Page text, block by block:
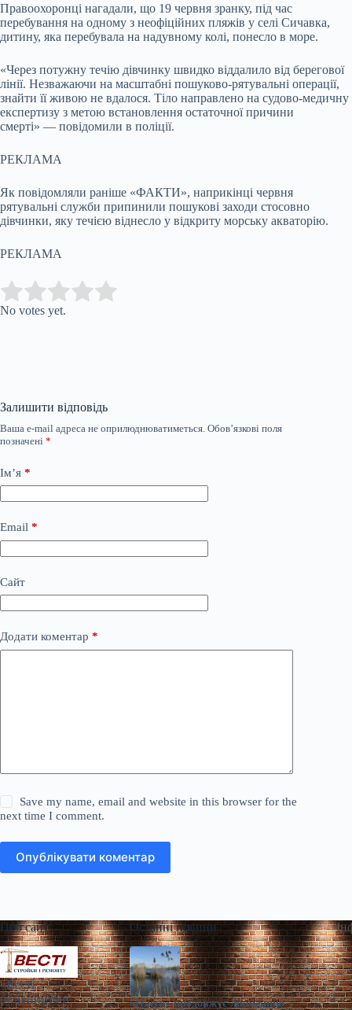
Правоохоронці нагадали, що 19 червня зранку, під час
перебування на одному з неофіційних пляжів у селі Сичавка,
дитину, яка перебувала на надувному колі, понесло в море.
«Через потужну течію дівчинку швидко віддалило від берегової
лінії. Незважаючи на масштабні пошуково-рятувальні операції,
знайти її живою не вдалося. Тіло направлено на судово-медичну
експертизу з метою встановлення остаточної причини
смерті» — повідомили в поліції.
РЕКЛАМА
Як повідомляли раніше «ФАКТИ», наприкінці червня
рятувальні служби припинили пошукові заходи стосовно
дівчинки, яку течією віднесло у відкриту морську акваторію.
РЕКЛАМА
Rate this item:
No votes yet.
Залишити відповідь
Ваша e-mail адреса не оприлюднюватиметься. Обов’язкові поля
позначені *
Ім’я *
Email *
Сайт
Додати коментар *
Save my name, email and website in this browser for the
next time I comment.
Опублікувати коментар
Про сайт
«Весті
будівництва»
Останні новини
«Плесо» продовжує ліквідацію